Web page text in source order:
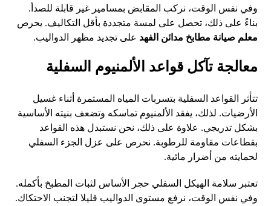
وفي نفس الوقت، نركب المقابض بمسامير غير قابلة للصدأ.
بناءً على ذلك، تحصل على لمسة متجددة بأقل التكاليف. يحرص
معلم صيانة مطابخ مدائن الفهد على تجديد مظهر الدواليب.
معالجة تآكل قواعد الألمنيوم السفلية
تتأثر القواعد السفلية بتسربات المياه المستمرة أثناء غسيل
الأرضيات. لذلك، يفقد الألمنيوم تماسكه وتضعف بنيته الأساسية
بشكل تدريجي. علاوة على ذلك، نحن نستبدل هذه القواعد
بقطاعات مقاومة للرطوبة. نحرص على عزل الجزء السفلي
لحمايته من أضرار مائية.
تعتبر سلامة الهيكل السفلي حجر الأساس لثبات المطبخ بأكمله.
وفي نفس الوقت، نرفع مستوى الدواليب قليلا لتجنب الاحتكاك.